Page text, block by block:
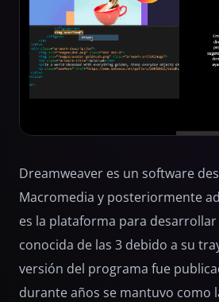
Dreamweaver es un software
Macromedia y posteriormente
es la plataforma para
conocida de las 3 debido a su
versión del programa fue
durante años se mantuvo como